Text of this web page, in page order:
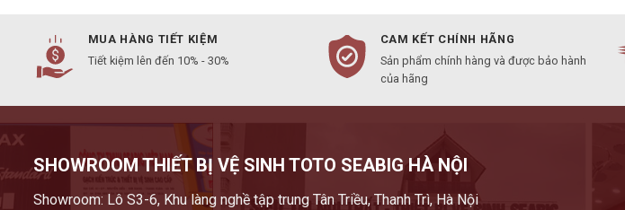
MUA HÀNG TIẾT KIỆM
Tiết kiệm lên đến 10% - 30%
CAM KẾT CHÍNH HÃNG
Sản phẩm chính hàng và được bảo hành
của hãng
SHOWROOM THIẾT BỊ VỆ SINH TOTO SEABIG HÀ NỘI
Showroom: Lô S3-6, Khu làng nghề tập trung Tân Triều, Thanh Trì, Hà Nội